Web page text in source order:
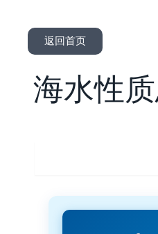
返回首页
海水性